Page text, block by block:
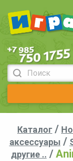
Каталог /
аксессуары /
другие .. /